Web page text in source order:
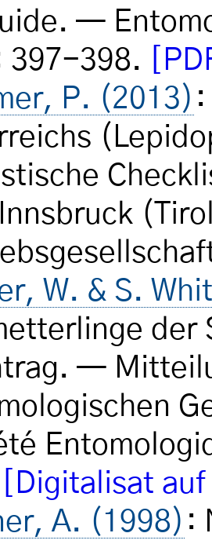
—
397-398.
P. (2013)
W. & S.
der
—
[Digitalisat
A. (1998) :